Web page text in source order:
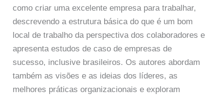
como criar uma excelente empresa para trabalhar,
descrevendo a estrutura básica do que é um bom
local de trabalho da perspectiva dos colaboradores e
apresenta estudos de caso de empresas de
sucesso, inclusive brasileiros. Os autores abordam
também as visões e as ideias dos líderes, as
melhores práticas organizacionais e exploram